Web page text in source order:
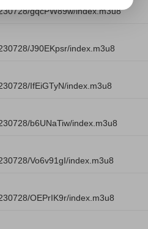
gqcPW89w/index.m3u8
J90EKpsr/index.m3u8
IfEiGTyN/index.m3u8
b6UNaTiw/index.m3u8
Vo6v91gI/index.m3u8
OEPrIK9r/index.m3u8